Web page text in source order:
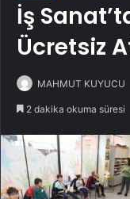
İş
Ücretsiz
MAHMUT KUYUCU
2 dakika okuma süresi